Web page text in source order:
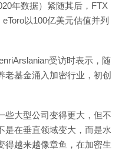
年数据）紧随其后，FTX
以100亿美元估值并列
受访时表示，随
基金涌入加密行业，初创
些大型公司变得更大，但不
是在垂直领域变大，而是水
得越来越像章鱼，在加密生